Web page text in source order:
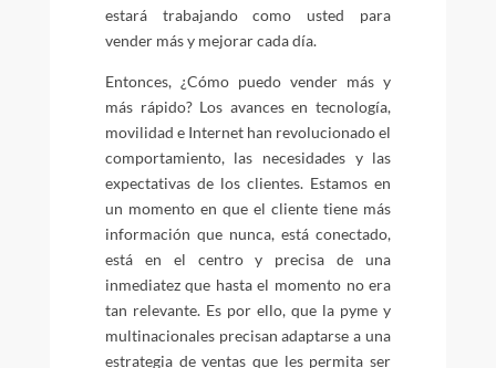
estará trabajando como usted para
vender más y mejorar cada día.
Entonces, ¿Cómo puedo vender más y
más rápido? Los avances en tecnología,
movilidad e Internet han revolucionado el
comportamiento, las necesidades y las
expectativas de los clientes. Estamos en
un momento en que el cliente tiene más
información que nunca, está conectado,
está en el centro y precisa de una
inmediatez que hasta el momento no era
tan relevante. Es por ello, que la pyme y
multinacionales precisan adaptarse a una
estrategia de ventas que les permita ser